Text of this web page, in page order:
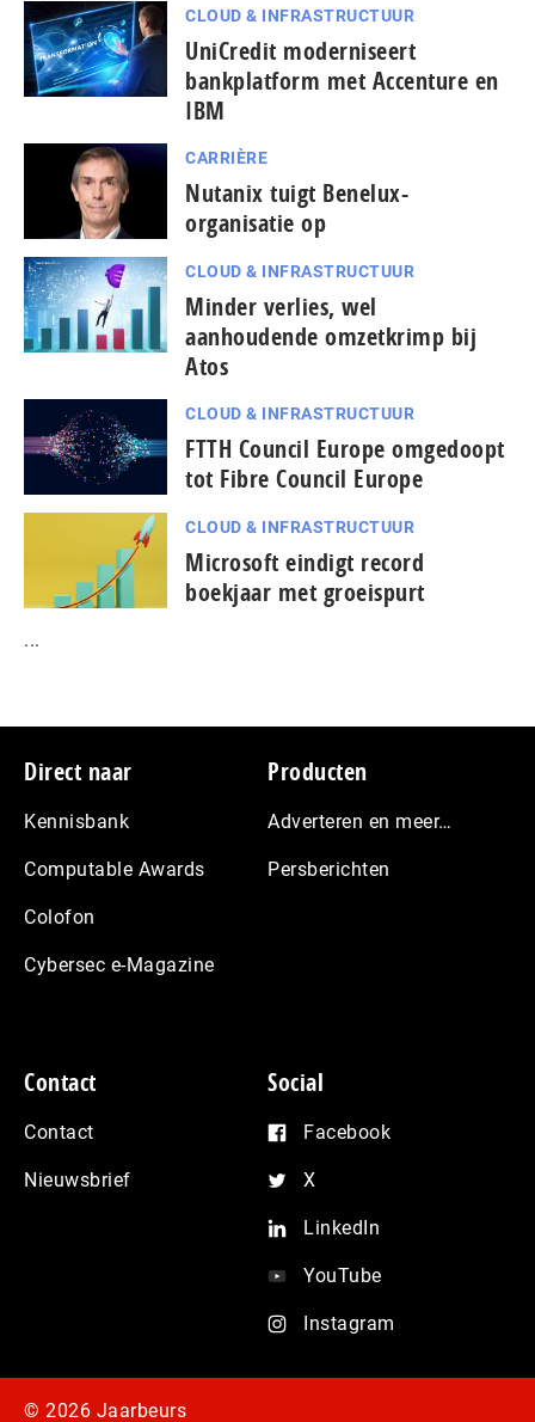
CLOUD & INFRASTRUCTUUR
UniCredit moderniseert
bankplatform met Accenture en
IBM
CARRIÈRE
Nutanix tuigt Benelux-
organisatie op
CLOUD & INFRASTRUCTUUR
Minder verlies, wel
aanhoudende omzetkrimp bij
Atos
CLOUD & INFRASTRUCTUUR
FTTH Council Europe omgedoopt
tot Fibre Council Europe
CLOUD & INFRASTRUCTUUR
Microsoft eindigt record
boekjaar met groeispurt
...
Footer
Direct naar
Kennisbank
Computable Awards
Colofon
Cybersec e-Magazine
Producten
Adverteren en meer…
Persberichten
Contact
Contact
Nieuwsbrief
Social
Facebook
X
LinkedIn
YouTube
Instagram
© 2026 Jaarbeurs